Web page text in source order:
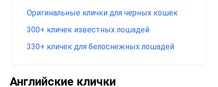
Оригинальные клички для черных кошек
300+ кличек известных лошадей
330+ кличек для белоснежных лошадей
Английские клички